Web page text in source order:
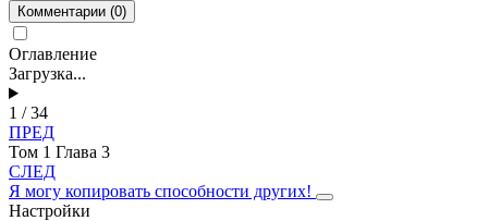
Комментарии (0)
Оглавление
Загрузка...
1 / 34
ПРЕД
Том 1 Глава 3
СЛЕД
Я могу копировать способности других!
Настройки